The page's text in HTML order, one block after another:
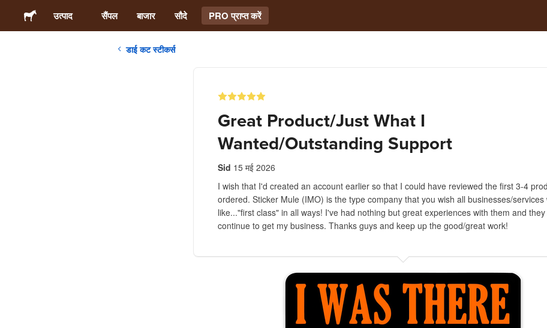
उत्पाद सैंपल बाजार सौदे PRO प्राप्त करें
डाई कट स्टीकर्स
Great Product/Just What I
Wanted/Outstanding Support
Sid 15 मई 2026
I wish that I'd created an account earlier so that I could have reviewed the first 3-4
ordered. Sticker Mule (IMO) is the type company that you wish all businesses/services
like..."first class" in all ways! I've had nothing but great experiences with them and they
continue to get my business. Thanks guys and keep up the good/great work!